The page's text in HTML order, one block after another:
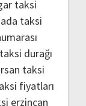
taksi
taksi
durağı
taksi
fiyatları
erzincan